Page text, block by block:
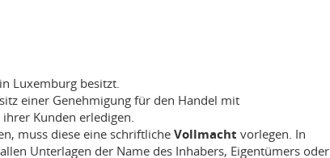
Luxemburg besitzt.
einer Genehmigung für den Handel mit
Kunden erledigen.
muss diese eine schriftlicheVollmacht vorlegen. In
Unterlagen der Name des Inhabers, Eigentümers oder